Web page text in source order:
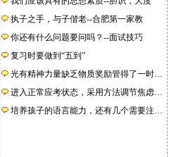
执子之手，与子偕老--合肥第一家教
你还有什么问题要问吗？--面试技巧
复习时要做到“五到”
光有精神力量缺乏物质奖励管得了一时…
进入正常应考状态，采用方法调节焦虑…
培养孩子的语言能力，还有几个需要注…